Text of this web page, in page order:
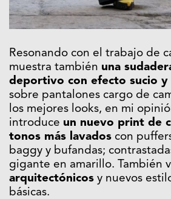
Resonando con el trabajo de
muestra también una
deportivo con efecto sucio y
sobre pantalones cargo de
los mejores looks, en mi
introduce un nuevo print de
tonos más lavados con
baggy y bufandas;
gigante en amarillo. También
arquitectónicos y nuevos
básicas.